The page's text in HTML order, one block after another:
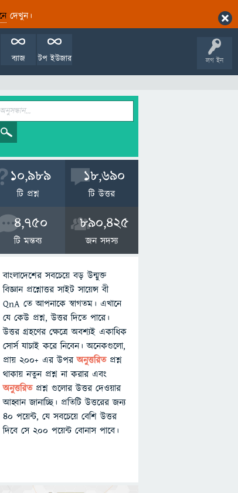
দেখুন।
লগ ইন
টপ ইউজার
ব্যাজ
10,989
টি প্রশ্ন
18,690
টি উত্তর
4,750
টি মন্তব্য
890,425
জন সদস্য
বাংলাদেশের সবচেয়ে বড় উন্মুক্ত
বিজ্ঞান প্রশ্নোত্তর সাইট সায়েন্স বী
QnA তে আপনাকে স্বাগতম। এখানে
যে কেউ প্রশ্ন, উত্তর দিতে পারে।
উত্তর গ্রহণের ক্ষেত্রে অবশ্যই একাধিক
সোর্স যাচাই করে নিবেন। অনেকগুলো,
প্রায় ২০০+ এর উপরঅনুত্তরিতপ্রশ্ন
থাকায় নতুন প্রশ্ন না করার এবং
অনুত্তরিত প্রশ্ন গুলোর উত্তর দেওয়ার
আহ্বান জানাচ্ছি। প্রতিটি উত্তরের জন্য
৪০ পয়েন্ট, যে সবচেয়ে বেশি উত্তর
দিবে সে ২০০ পয়েন্ট বোনাস পাবে।